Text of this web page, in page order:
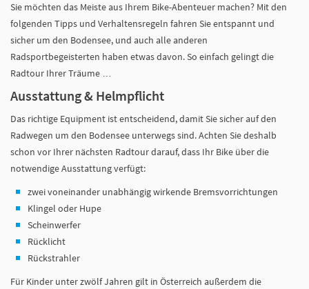
Sie möchten das Meiste aus Ihrem Bike-Abenteuer machen? Mit den
folgenden Tipps und Verhaltensregeln fahren Sie entspannt und
sicher um den Bodensee, und auch alle anderen
Radsportbegeisterten haben etwas davon. So einfach gelingt die
Radtour Ihrer Träume …
Ausstattung & Helmpflicht
Das richtige Equipment ist entscheidend, damit Sie sicher auf den
Radwegen um den Bodensee unterwegs sind. Achten Sie deshalb
schon vor Ihrer nächsten Radtour darauf, dass Ihr Bike über die
notwendige Ausstattung verfügt:
zwei voneinander unabhängig wirkende Bremsvorrichtungen
Klingel oder Hupe
Scheinwerfer
Rücklicht
Rückstrahler
Für Kinder unter zwölf Jahren gilt in Österreich außerdem die